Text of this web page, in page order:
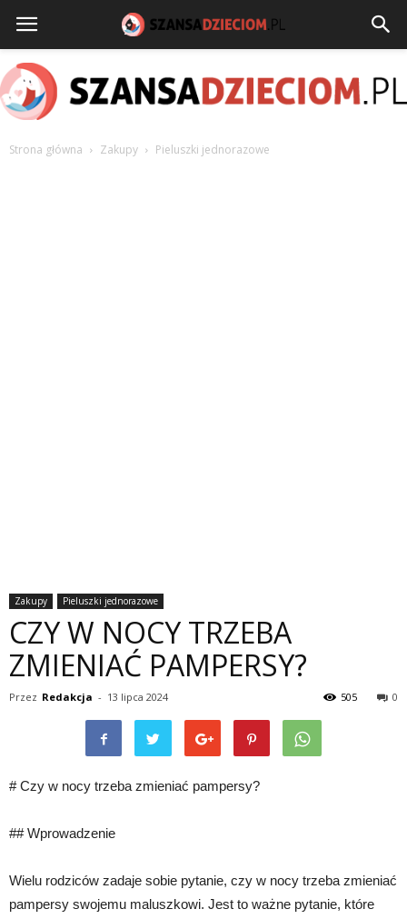
szansadzieciom.pl
Strona główna Zakupy Pieluszki jednorazowe
Zakupy Pieluszki jednorazowe
CZY W NOCY TRZEBA
ZMIENIAĆ PAMPERSY?
Przez Redakcja - 13 lipca 2024 0
505
# Czy w nocy trzeba zmieniać pampersy?
## Wprowadzenie
Wielu rodziców zadaje sobie pytanie, czy w nocy trzeba zmieniać
pampersy swojemu maluszkowi. Jest to ważne pytanie, które